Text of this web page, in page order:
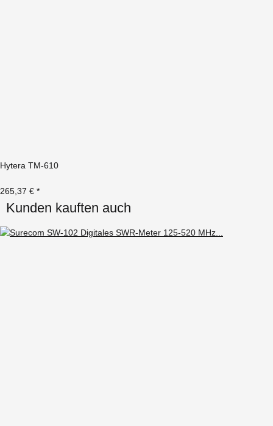
Hytera TM-610
265,37 € *
Kunden kauften auch